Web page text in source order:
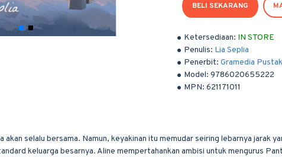
Ketersediaan: IN STORE
Penulis: Lia Seplia
Penerbit: Gramedia
Model: 9786020655222
MPN: 621171011
BELI SEKARANG
akan selalu bersama. Namun, keyakinan itu memudar seiring lebarnya jarak
keluarga besarnya. Aline mempertahankan ambisi untuk mengurus